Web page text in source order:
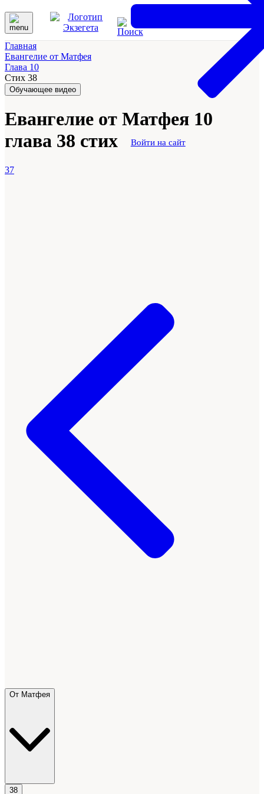
Войти на сайт
Главная
Евангелие от Матфея
Глава 10
Стих 38
Обучающее видео
Евангелие от Матфея 10
глава 38 стих
37
От Матфея
38